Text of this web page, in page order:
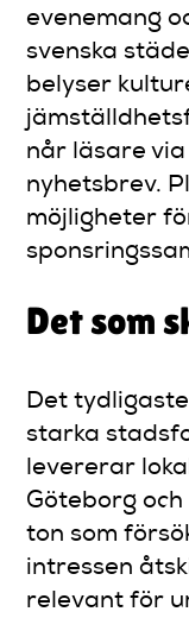
evenemang
svenska
belyser
når läsare
nyhetsbrev.
möjligheter
Det som
Det
starka
levererar
Göteborg
ton som
intressen
relevant för